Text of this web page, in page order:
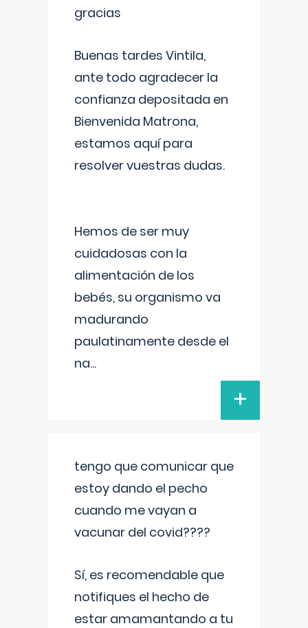
gracias
Buenas tardes Vintila,
ante todo agradecer la
confianza depositada en
Bienvenida Matrona,
estamos aquí para
resolver vuestras dudas.
Hemos de ser muy
cuidadosas con la
alimentación de los
bebés, su organismo va
madurando
paulatinamente desde el
na...
+
tengo que comunicar que
estoy dando el pecho
cuando me vayan a
vacunar del covid????
Sí, es recomendable que
notifiques el hecho de
estar amamantando a tu